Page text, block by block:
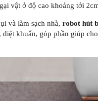
vật ở độ cao khoảng tới
và làm sạch nhà, robot hút
khuẩn, góp phần giúp